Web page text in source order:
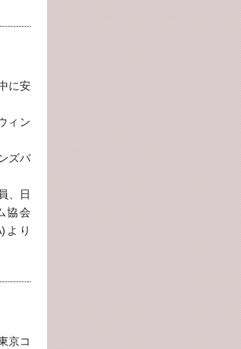
に安
ィン
ズバ
、日
協会
より
京コ